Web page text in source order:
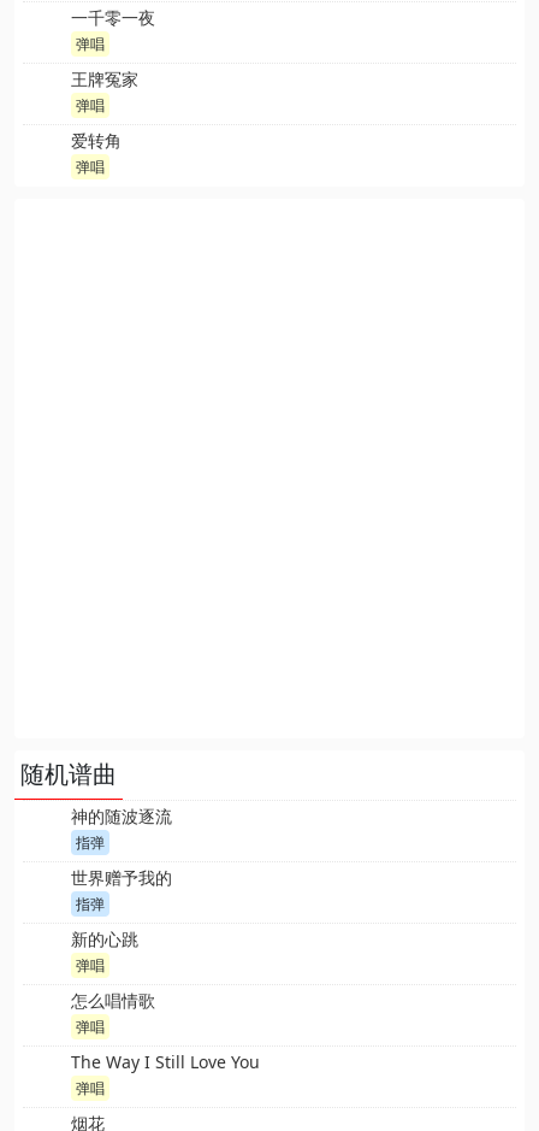
一千零一夜
弹唱
王牌冤家
弹唱
爱转角
弹唱
随机谱曲
神的随波逐流
指弹
世界赠予我的
指弹
新的心跳
弹唱
怎么唱情歌
弹唱
The Way I Still Love You
弹唱
烟花